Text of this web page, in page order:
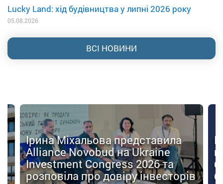
Lucky Land: хід будівництва у липні 2026 року
05.08.2026
ВСІ НОВИНИ
Ірина Міхальова представила
Alliance Novobud на Ukraine
Investment Congress 2026 та
розповіла про довіру інвесторів